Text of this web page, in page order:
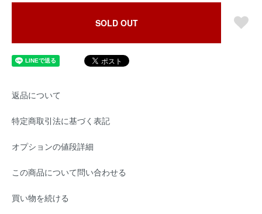
SOLD OUT
返品について
特定商取引法に基づく表記
オプションの値段詳細
この商品について問い合わせる
買い物を続ける